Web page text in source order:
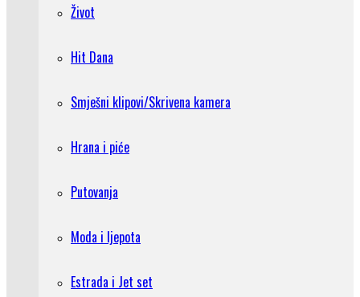
Život
Hit Dana
Smješni klipovi/Skrivena kamera
Hrana i piće
Putovanja
Moda i ljepota
Estrada i Jet set